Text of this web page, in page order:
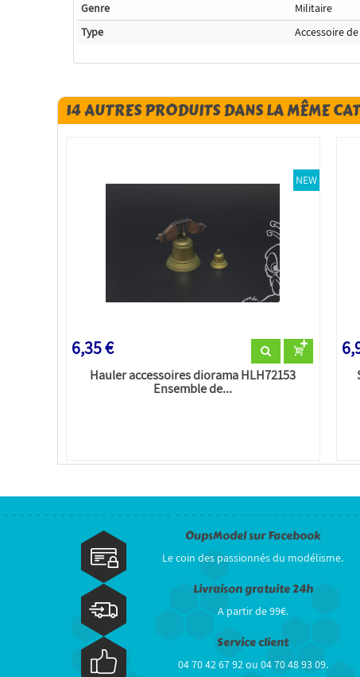
Genre
Militaire
Type
Accessoire
14 AUTRES PRODUITS DANS LA MÊME
NEW
6,35 €
Hauler accessoires diorama HLH72153
Ensemble de...
OupsModel sur Facebook
Le coin des passionnés du modélisme.
Livraison gratuite 24h
A partir de 99€.
Service client
04 70 42 67 92 ou 04 70 48 93 09.